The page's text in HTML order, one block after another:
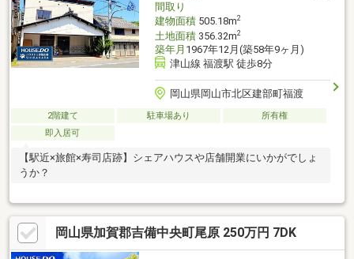
間取り
建物面積505.18m2
土地面積356.32m2
築年月 1967年12月(築58年9ヶ月)
津山線 福渡駅 徒歩8分
岡山県岡山市北区建部町福渡
2階建て 駐車場あり
所有権
即入居可
【駅近×旅館×寿司店跡】シェアハウスや店舗開業にいかがでしょ
うか？
岡山県加賀郡吉備中央町尾原 250万円 7DK